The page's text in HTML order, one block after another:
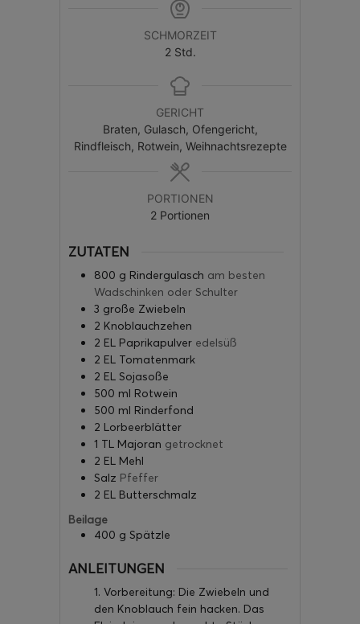
SCHMORZEIT
2 Std.
GERICHT
Braten, Gulasch, Ofengericht,
Rindfleisch, Rotwein, Weihnachtsrezepte
PORTIONEN
2 Portionen
ZUTATEN
800 g Rindergulasch am besten
Wadschinken oder Schulter
3 große Zwiebeln
2 Knoblauchzehen
2 EL Paprikapulver edelsüß
2 EL Tomatenmark
2 EL Sojasoße
500 ml Rotwein
500 ml Rinderfond
2 Lorbeerblätter
1 TL Majoran getrocknet
2 EL Mehl
Salz Pfeffer
2 EL Butterschmalz
Beilage
400 g Spätzle
ANLEITUNGEN
1. Vorbereitung: Die Zwiebeln und
den Knoblauch fein hacken. Das